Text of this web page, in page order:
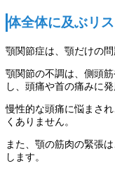
体全体に及ぶリ
顎関節症は、顎だけの問
顎関節の不調は、側頭
し、頭痛や首の痛みに発
慢性的な頭痛に悩まさ
くありません。
また、顎の筋肉の緊張
します。